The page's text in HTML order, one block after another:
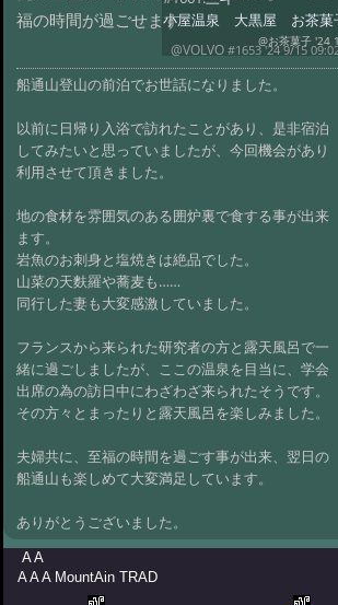
福の時間が過ごせます
@VOLVO #1653 '24 9/15
船通山登山の前泊でお世話になりました。
以前に日帰り入浴で訪れたことがあり、是非宿泊
してみたいと思っていましたが、今回機会があり
利用させて頂きました。
地の食材を雰囲気のある囲炉裏で食する事が出来
ます。
岩魚のお刺身と塩焼きは絶品でした。
山菜の天麩羅や蕎麦も……
同行した妻も大変感激していました。
フランスから来られた研究者の方と露天風呂で一
緒に過ごしましたが、ここの温泉を目当に、学会
出席の為の訪日中にわざわざ来られたそうです。
その方々とまったりと露天風呂を楽しみました。
夫婦共に、至福の時間を過ごす事が出来、翌日の
船通山も楽しめて大変満足しています。
ありがとうございました。
小屋温泉 大黒屋 お茶菓
@お茶菓子 '24
#1657:yunotani
#1657:霧島湯之谷山荘、期
#1655:下部温
泉 元湯旅館 大黒屋に初
@やま さま
温泉 かたくりの里民宿た
#1652:8/3～8/4
@三斗小屋温泉 大黒屋
#1651:三斗小屋温泉 大黒
@ISHIYA
#1649:乗鞍高原温
#1643:三斗小屋温泉 大
ビールはキンキン！
#1641:
なべ さん
A A
A A A MountAin TRAD